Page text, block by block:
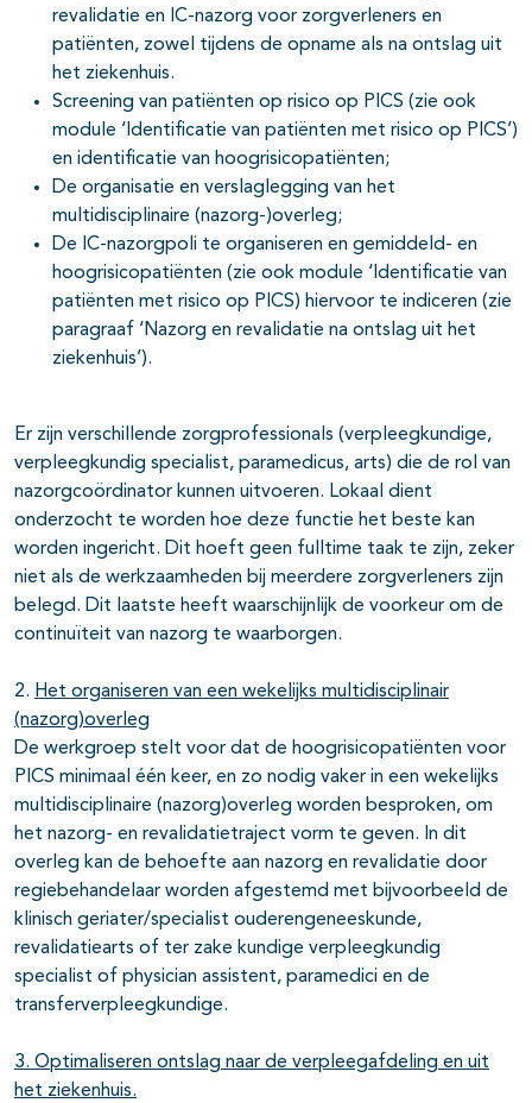
revalidatie en IC-nazorg voor zorgverleners en
patiënten, zowel tijdens de opname als na ontslag uit
het ziekenhuis.
Screening van patiënten op risico op PICS (zie ook
module ‘Identificatie van patiënten met risico op PICS’)
en identificatie van hoogrisicopatiënten;
De organisatie en verslaglegging van het
multidisciplinaire (nazorg-)overleg;
De IC-nazorgpoli te organiseren en gemiddeld- en
hoogrisicopatiënten (zie ook module ‘Identificatie van
patiënten met risico op PICS) hiervoor te indiceren (zie
paragraaf ‘Nazorg en revalidatie na ontslag uit het
ziekenhuis’).
Er zijn verschillende zorgprofessionals (verpleegkundige,
verpleegkundig specialist, paramedicus, arts) die de rol van
nazorgcoördinator kunnen uitvoeren. Lokaal dient
onderzocht te worden hoe deze functie het beste kan
worden ingericht. Dit hoeft geen fulltime taak te zijn, zeker
niet als de werkzaamheden bij meerdere zorgverleners zijn
belegd. Dit laatste heeft waarschijnlijk de voorkeur om de
continuïteit van nazorg te waarborgen.
2. Het organiseren van een wekelijks multidisciplinair
(nazorg)overleg
De werkgroep stelt voor dat de hoogrisicopatiënten voor
PICS minimaal één keer, en zo nodig vaker in een wekelijks
multidisciplinaire (nazorg)overleg worden besproken, om
het nazorg- en revalidatietraject vorm te geven. In dit
overleg kan de behoefte aan nazorg en revalidatie door
regiebehandelaar worden afgestemd met bijvoorbeeld de
klinisch geriater/specialist ouderengeneeskunde,
revalidatiearts of ter zake kundige verpleegkundig
specialist of physician assistent, paramedici en de
transferverpleegkundige.
3. Optimaliseren ontslag naar de verpleegafdeling en uit
het ziekenhuis.